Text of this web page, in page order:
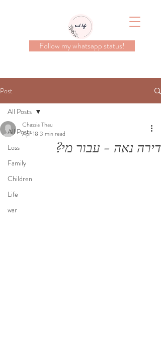
Follow my whatsapp status!
Post
All Posts
Loss
Family
Children
Life
war
All Posts
דירה נאה - עבור מי?
Chassia Thau
Apr 18 3 min read